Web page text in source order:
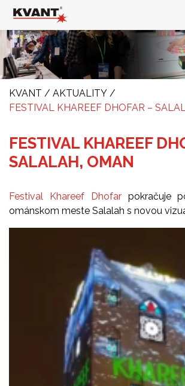
KVANT / AKTUALITY /
FESTIVAL KHAREEF DHOFAR –
FESTIVAL KHAREEF
SALALAH, OMAN
Festival Khareef Dhofarpokračuje
ománskom meste Salalah s novou